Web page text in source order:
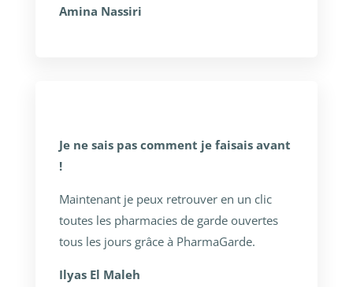
Amina Nassiri
Je ne sais pas comment je faisais avant
!
Maintenant je peux retrouver en un clic
toutes les pharmacies de garde ouvertes
tous les jours grâce à PharmaGarde.
Ilyas El Maleh